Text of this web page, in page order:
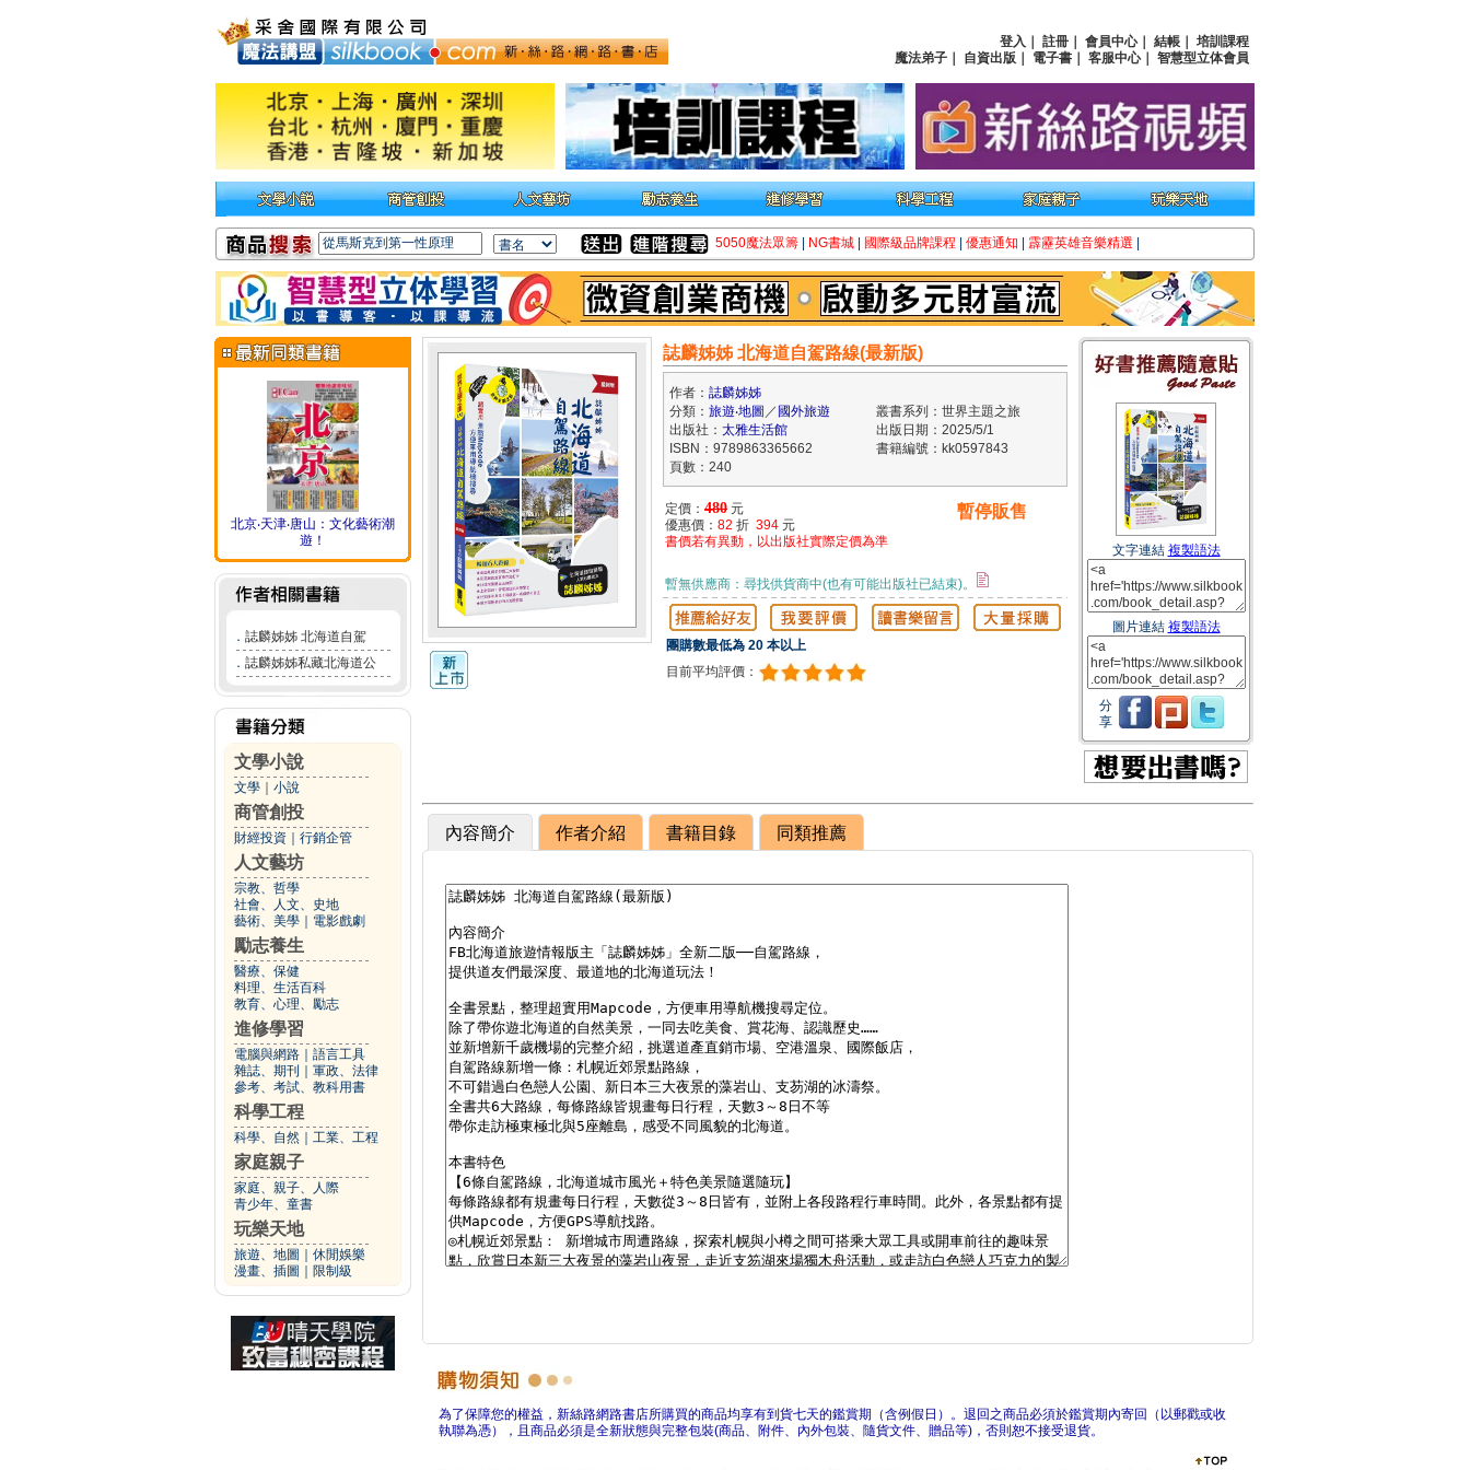
登入 註冊 會員中心｜ 結帳
培訓課程
魔法弟子
自資出版 電子書 客服中心｜ 智慧型立体會員
5050魔法眾籌 NG書城 國際級品牌課程 優惠通知 霹靂英雄音樂精選
北京‧天津‧唐山：文化藝術潮
遊！
． 誌麟姊姊 北海道自駕
． 誌麟姊姊私藏北海道公
文學小說
文學 小說
商管創投
財經投資 行銷企管
人文藝坊
宗教、哲學
社會、人文、史地
藝術、美學
電影戲劇
勵志養生
醫療、保健
料理、生活百科
教育、心理、勵志
進修學習
電腦與網路
語言工具
雜誌、期刊
軍政、法律
參考、考試、教科用書
科學工程
科學、自然 工業、工程
家庭親子
家庭、親子、人際
青少年、童書
玩樂天地
旅遊、地圖
休閒娛樂
漫畫、插圖
限制級
誌麟姊姊 北海道自駕路線(最新版)
作者： 誌麟姊姊
分類： 旅遊‧地圖 ／ 國外旅遊
叢書系列：世界主題之旅
出版社： 太雅生活館
出版日期：2025/5/1
ISBN：9789863365662
書籍編號：kk0597843
頁數：240
定價： 480 元
優惠價： 82 折 394 元
書價若有異動，以出版社實際定價為準
暫停販售
暫無供應商：尋找供貨商中(也有可能出版社已結束)。
團購數最低為 20 本以上
目前平均評價：
文字連結 複製語法
圖片連結 複製語法
分
享
內容簡介 作者介紹 書籍目錄 同類推薦
為了保障您的權益，新絲路網路書店所購買的商品均享有到貨七天的鑑賞期（含例假日）。退回之商品必須於鑑賞期內寄回（以郵戳或收
執聯為憑），且商品必須是全新狀態與完整包裝(商品、附件、內外包裝、隨貨文件、贈品等)，否則恕不接受退貨。